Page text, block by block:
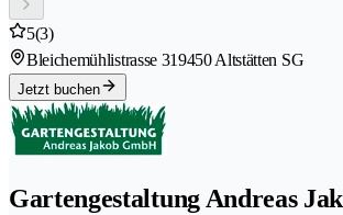
5(3)
Bleichemühlistrasse 319450 Altstätten SG
Jetzt buchen
Gartengestaltung Andreas